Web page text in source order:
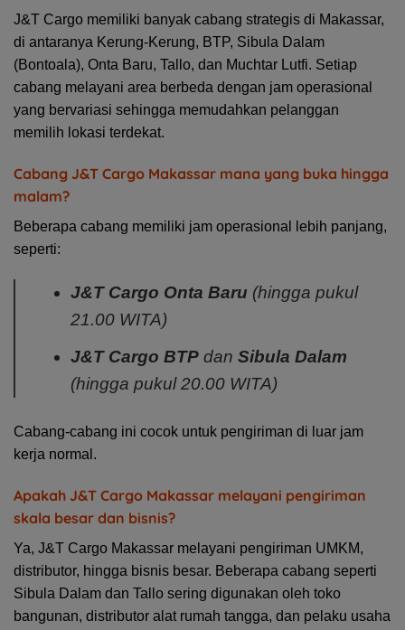
J&T Cargo memiliki banyak cabang strategis di Makassar,
di antaranya Kerung-Kerung, BTP, Sibula Dalam
(Bontoala), Onta Baru, Tallo, dan Muchtar Lutfi. Setiap
cabang melayani area berbeda dengan jam operasional
yang bervariasi sehingga memudahkan pelanggan
memilih lokasi terdekat.
Cabang J&T Cargo Makassar mana yang buka hingga
malam?
Beberapa cabang memiliki jam operasional lebih panjang,
seperti:
J&T Cargo Onta Baru (hingga pukul
21.00 WITA)
J&T Cargo BTPdan Sibula Dalam
(hingga pukul 20.00 WITA)
Cabang-cabang ini cocok untuk pengiriman di luar jam
kerja normal.
Apakah J&T Cargo Makassar melayani pengiriman
skala besar dan bisnis?
Ya, J&T Cargo Makassar melayani pengiriman UMKM,
distributor, hingga bisnis besar. Beberapa cabang seperti
Sibula Dalam dan Tallo sering digunakan oleh toko
bangunan, distributor alat rumah tangga, dan pelaku usaha